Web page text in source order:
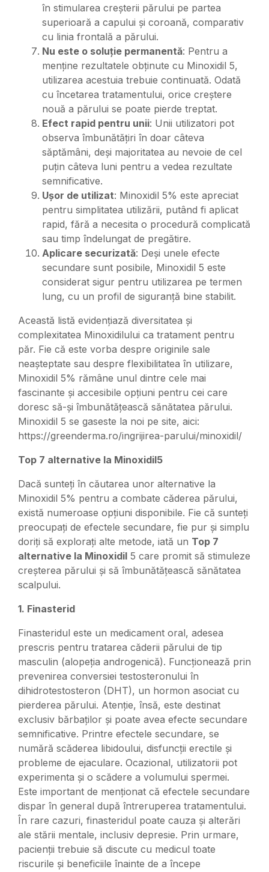
în stimularea creșterii părului pe partea
superioară a capului și coroană, comparativ
cu linia frontală a părului.
Nu este o soluție permanentă: Pentru a
menține rezultatele obținute cu Minoxidil 5,
utilizarea acestuia trebuie continuată. Odată
cu încetarea tratamentului, orice creștere
nouă a părului se poate pierde treptat.
Efect rapid pentru unii: Unii utilizatori pot
observa îmbunătățiri în doar câteva
săptămâni, deși majoritatea au nevoie de cel
puțin câteva luni pentru a vedea rezultate
semnificative.
Ușor de utilizat: Minoxidil 5% este apreciat
pentru simplitatea utilizării, putând fi aplicat
rapid, fără a necesita o procedură complicată
sau timp îndelungat de pregătire.
Aplicare securizată: Deși unele efecte
secundare sunt posibile, Minoxidil 5 este
considerat sigur pentru utilizarea pe termen
lung, cu un profil de siguranță bine stabilit.
Această listă evidențiază diversitatea și
complexitatea Minoxidilului ca tratament pentru
păr. Fie că este vorba despre originile sale
neașteptate sau despre flexibilitatea în utilizare,
Minoxidil 5% rămâne unul dintre cele mai
fascinante și accesibile opțiuni pentru cei care
doresc să-și îmbunătățească sănătatea părului.
Minoxidil 5 se gaseste la noi pe site, aici:
https://greenderma.ro/ingrijirea-parului/minoxidil/
Top 7 alternative la Minoxidil5
Dacă sunteți în căutarea unor alternative la
Minoxidil 5% pentru a combate căderea părului,
există numeroase opțiuni disponibile. Fie că sunteți
preocupați de efectele secundare, fie pur și simplu
doriți să explorați alte metode, iată un Top 7
alternative la Minoxidil 5 care promit să stimuleze
creșterea părului și să îmbunătățească sănătatea
scalpului.
1. Finasterid
Finasteridul este un medicament oral, adesea
prescris pentru tratarea căderii părului de tip
masculin (alopeția androgenică). Funcționează prin
prevenirea conversiei testosteronului în
dihidrotestosteron (DHT), un hormon asociat cu
pierderea părului. Atenție, însă, este destinat
exclusiv bărbaților și poate avea efecte secundare
semnificative. Printre efectele secundare, se
numără scăderea libidoului, disfuncții erectile și
probleme de ejaculare. Ocazional, utilizatorii pot
experimenta și o scădere a volumului spermei.
Este important de menționat că efectele secundare
dispar în general după întreruperea tratamentului.
În rare cazuri, finasteridul poate cauza și alterări
ale stării mentale, inclusiv depresie. Prin urmare,
pacienții trebuie să discute cu medicul toate
riscurile și beneficiile înainte de a începe